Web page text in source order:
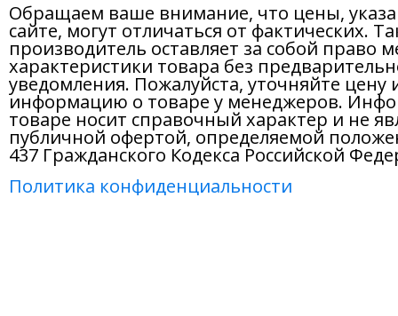
Обращаем ваше внимание, что цены,
сайте, могут отличаться от фактических.
производитель оставляет за собой право
характеристики товара без
уведомления. Пожалуйста, уточняйте цену
информацию о товаре у менеджеров.
товаре носит справочный характер и не
публичной офертой, определяемой
437 Гражданского Кодекса Российской
Политика конфиденциальности